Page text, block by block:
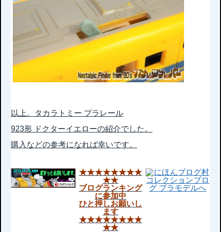
以上。タカラトミー プラレール
923形 ドクターイエローの紹介でした。
購入などの参考になれば幸いです。
★★★★★★★★
★★
ブログランキング
に参加中
ひと押しお願いし
ます
★★★★★★★★
★★